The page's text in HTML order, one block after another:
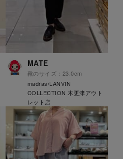
MATE
靴のサイズ：23.0cm
madras/LANVIN
COLLECTION 木更津アウト
レット店